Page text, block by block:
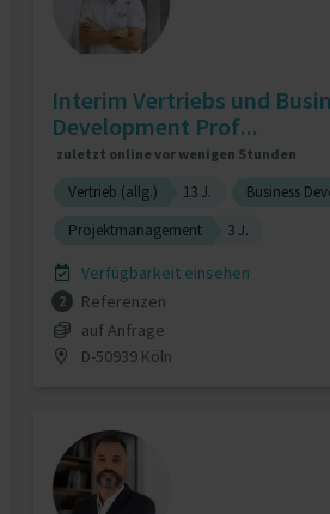
Interim Vertriebs und
Development Prof...
zuletzt online vor wenigen Stunden
Vertrieb (allg.) 13 J. Business
Projektmanagement
3 J.
Verfügbarkeit einsehen
2
Referenzen
auf Anfrage
D-50939 Köln